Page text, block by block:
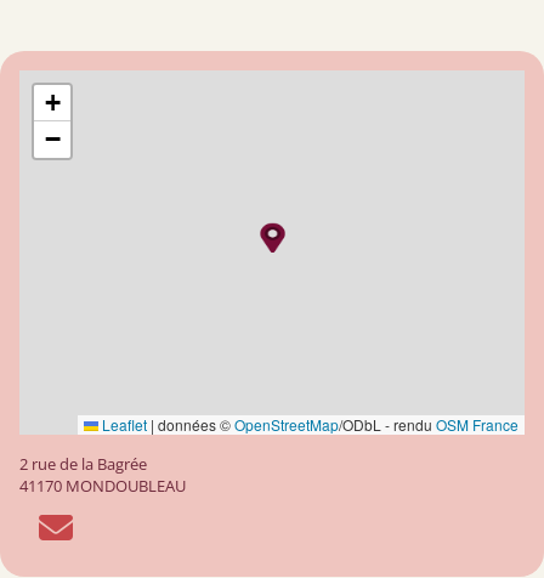
+
−
Leaflet | données ©OpenStreetMap/ODbL - rendu OSM France
2 rue de la Bagrée
41170 MONDOUBLEAU